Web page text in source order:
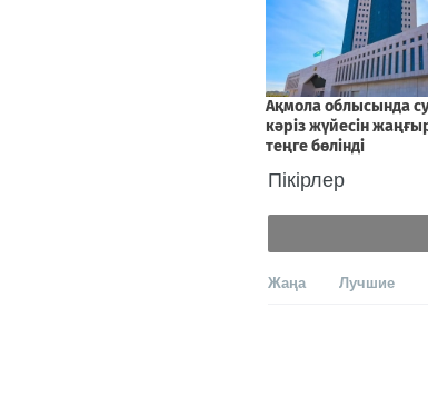
Пікірлер
Жаңа Лучшие